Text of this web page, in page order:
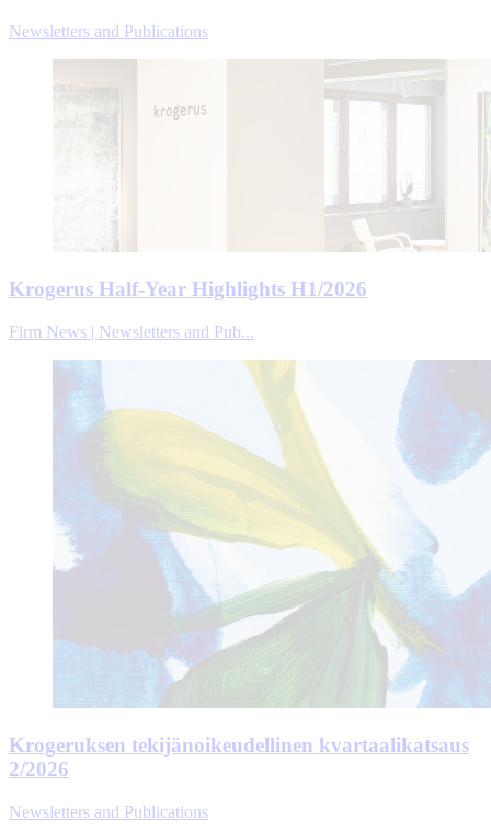
Newsletters and Publications
Krogerus Half-Year Highlights H1/2026
Firm News | Newsletters and Pub...
Krogeruksen tekijänoikeudellinen kvartaalikatsaus
2/2026
Newsletters and Publications